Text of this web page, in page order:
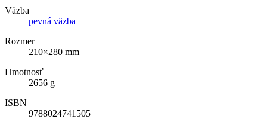
Väzba
pevná väzba
Rozmer
210×280 mm
Hmotnosť
2656 g
ISBN
9788024741505